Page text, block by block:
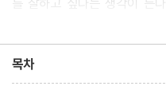
를 잘하고 싶다는 생각이 든
추리소설에서 접하는 사건들
목차